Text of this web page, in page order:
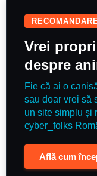
Vrei
despre
Fie că ai o
sau doar vrei să
un site simplu și
cyber_folks
Află cum